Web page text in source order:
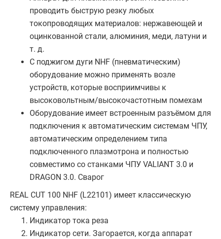
проводить быструю резку любых
токопроводящих материалов: нержавеющей и
оцинкованной стали, алюминия, меди, латуни и
т. д.
С поджигом дуги NHF (пневматическим)
оборудование можно применять возле
устройств, которые восприимчивы к
высоковольтным/высокочастотным помехам
Оборудование имеет встроенным разъёмом для
подключения к автоматическим системам ЧПУ,
автоматическим определением типа
подключенного плазмотрона и полностью
совместимо со станками ЧПУ VALIANT 3.0 и
DRAGON 3.0. Сварог
REAL CUT 100 NHF (L22101) имеет классическую
систему управления:
Индикатор тока реза
Индикатор сети. Загорается, когда аппарат